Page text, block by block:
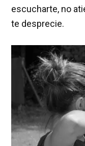
escucharte, no
te desprecie.